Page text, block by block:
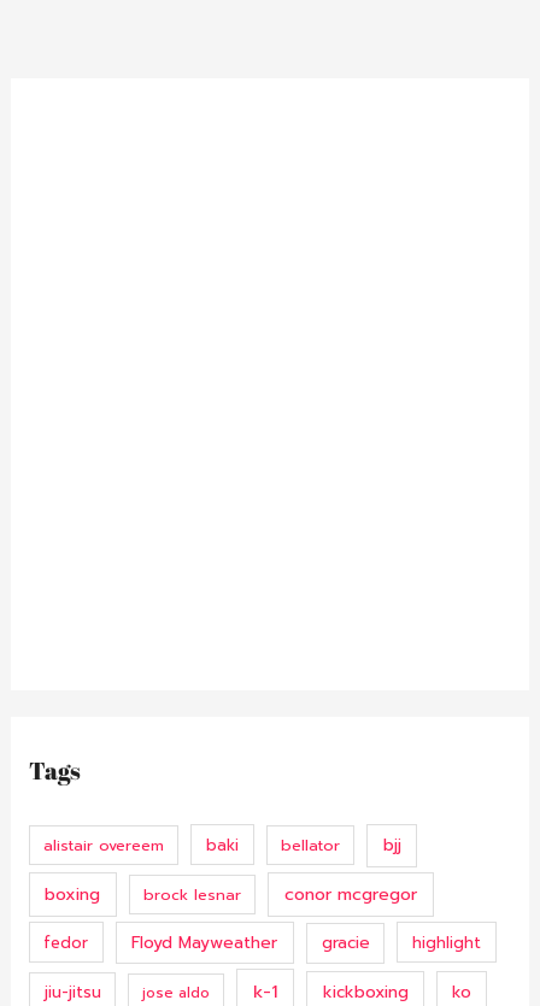
Tags
alistair overeem baki bellator
bjj
boxing
brock lesnar conor mcgregor
fedor Floyd Mayweather gracie highlight
jiu-jitsu jose aldo k-1 kickboxing ko